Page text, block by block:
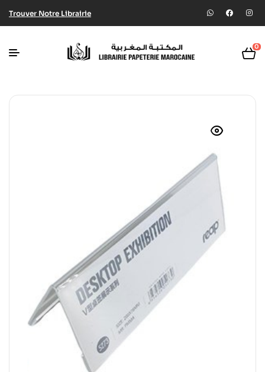
Trouver Notre Librairie
0